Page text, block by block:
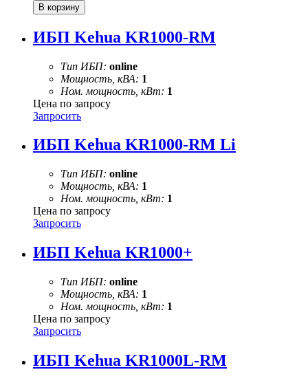
ИБП Kehua KR1000-RM
Тип ИБП: online
Мощность, кВА: 1
Ном. мощность, кВт: 1
Цена по запросу
Запросить
ИБП Kehua KR1000-RM Li
Тип ИБП: online
Мощность, кВА: 1
Ном. мощность, кВт: 1
Цена по запросу
Запросить
ИБП Kehua KR1000+
Тип ИБП: online
Мощность, кВА: 1
Ном. мощность, кВт: 1
Цена по запросу
Запросить
ИБП Kehua KR1000L-RM